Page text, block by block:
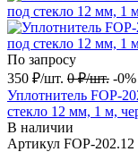
По запросу
350 ₽/шт. 0 ₽/шт. -0%
Уплотнитель FOP-
стекло 12 мм, 1 м,
В наличии
Артикул FOP-